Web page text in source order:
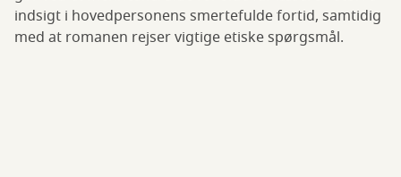
indsigt i hovedpersonens smertefulde fortid, samtidig
med at romanen rejser vigtige etiske spørgsmål.